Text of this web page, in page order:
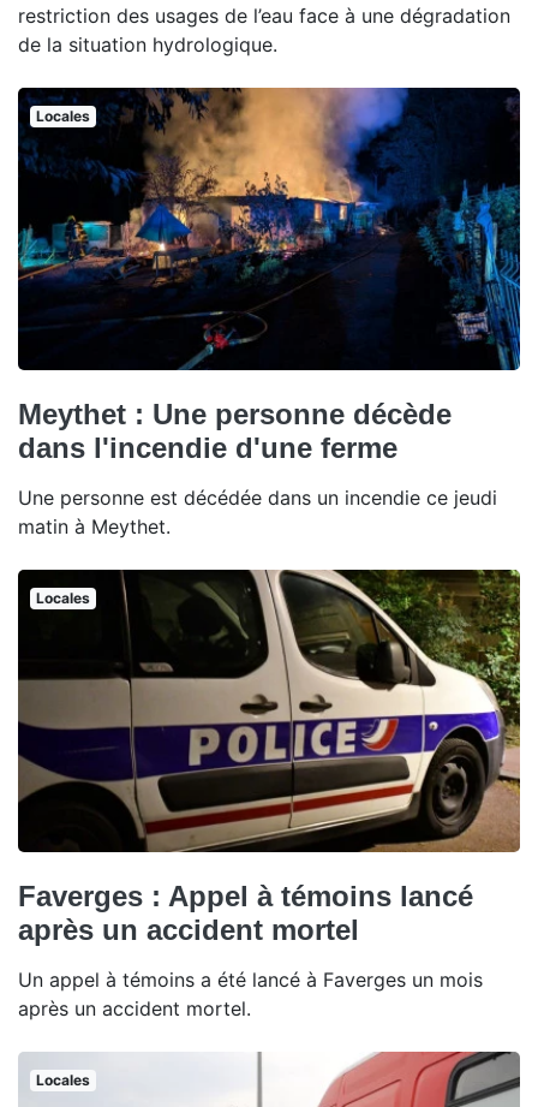
restriction des usages de l’eau face à une dégradation
de la situation hydrologique.
Locales
Meythet : Une personne décède
dans l'incendie d'une ferme
Une personne est décédée dans un incendie ce jeudi
matin à Meythet.
Locales
Faverges : Appel à témoins lancé
après un accident mortel
Un appel à témoins a été lancé à Faverges un mois
après un accident mortel.
Locales